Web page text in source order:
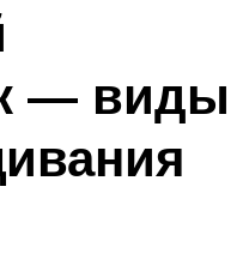
— виды